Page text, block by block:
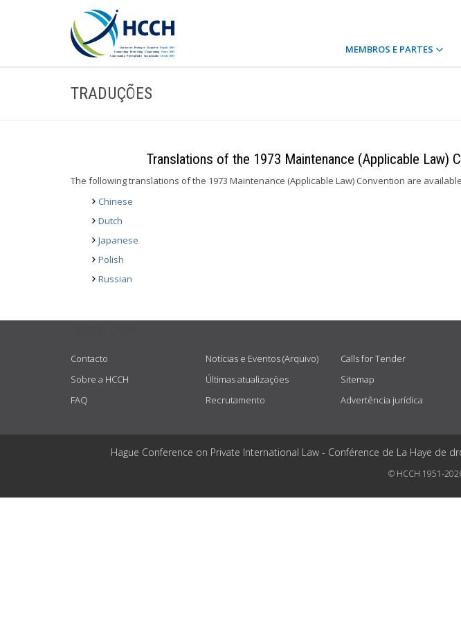
MEMBROS E PARTES
TRADUÇÕES
Translations of the 1973 Maintenance (Applicable Law)
The following translations of the 1973 Maintenance (Applicable Law) Convention are
Chinese
Dutch
Japanese
Polish
Russian
Contacto
Sobre a HCCH
FAQ
Notícias e Eventos (Arquivo)
Últimas atualizações
Recrutamento
Calls for Tender
Sitemap
Advertência jurídica
Hague Conference on Private International Law - Conférence de La Haye de
© HCCH 1951-